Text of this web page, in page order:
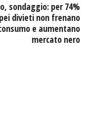
sondaggio: per 74%
divieti non frenano
e aumentano
mercato nero